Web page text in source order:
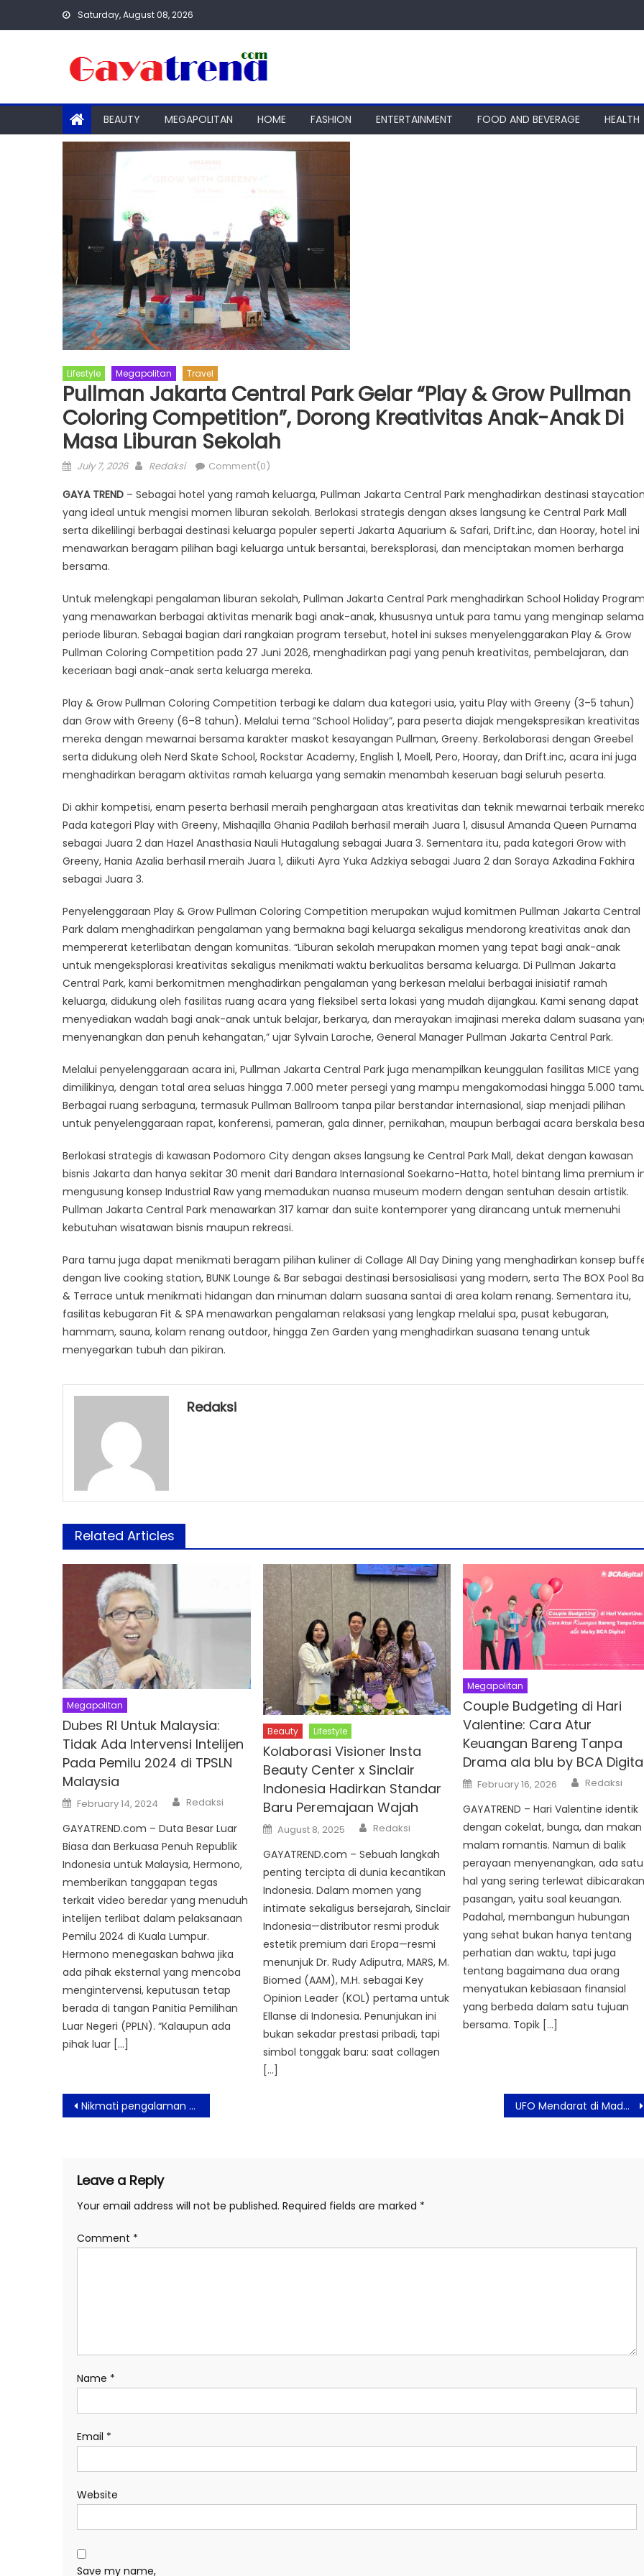
Saturday, August 08, 2026
BEAUTY MEGAPOLITAN HOME FASHION ENTERTAINMENT FOOD AND BEVERAGE HEALTH
Lifestyle Megapolitan Travel
Pullman Jakarta Central Park Gelar “Play & Grow Pullman
Coloring Competition”, Dorong Kreativitas Anak-Anak Di
Masa Liburan Sekolah
Posted
July 7, 2026 Author
Redaksi Comment(0)
GAYA TREND – Sebagai hotel yang ramah keluarga, Pullman Jakarta Central Park menghadirkan destinasi
yang ideal untuk mengisi momen liburan sekolah. Berlokasi strategis dengan akses langsung ke Central Park Mall
serta dikelilingi berbagai destinasi keluarga populer seperti Jakarta Aquarium & Safari, Drift.inc, dan Hooray, hotel ini
menawarkan beragam pilihan bagi keluarga untuk bersantai, bereksplorasi, dan menciptakan momen berharga
bersama.
Untuk melengkapi pengalaman liburan sekolah, Pullman Jakarta Central Park menghadirkan School Holiday
yang menawarkan berbagai aktivitas menarik bagi anak-anak, khususnya untuk para tamu yang menginap selama
periode liburan. Sebagai bagian dari rangkaian program tersebut, hotel ini sukses menyelenggarakan Play & Grow
Pullman Coloring Competition pada 27 Juni 2026, menghadirkan pagi yang penuh kreativitas, pembelajaran, dan
keceriaan bagi anak-anak serta keluarga mereka.
Play & Grow Pullman Coloring Competition terbagi ke dalam dua kategori usia, yaitu Play with Greeny (3–5 tahun)
dan Grow with Greeny (6–8 tahun). Melalui tema “School Holiday”, para peserta diajak mengekspresikan kreativitas
mereka dengan mewarnai bersama karakter maskot kesayangan Pullman, Greeny. Berkolaborasi dengan Greebel
serta didukung oleh Nerd Skate School, Rockstar Academy, English 1, Moell, Pero, Hooray, dan Drift.inc, acara ini juga
menghadirkan beragam aktivitas ramah keluarga yang semakin menambah keseruan bagi seluruh peserta.
Di akhir kompetisi, enam peserta berhasil meraih penghargaan atas kreativitas dan teknik mewarnai terbaik
Pada kategori Play with Greeny, Mishaqilla Ghania Padilah berhasil meraih Juara 1, disusul Amanda Queen Purnama
sebagai Juara 2 dan Hazel Anasthasia Nauli Hutagalung sebagai Juara 3. Sementara itu, pada kategori Grow with
Greeny, Hania Azalia berhasil meraih Juara 1, diikuti Ayra Yuka Adzkiya sebagai Juara 2 dan Soraya Azkadina Fakhira
sebagai Juara 3.
Penyelenggaraan Play & Grow Pullman Coloring Competition merupakan wujud komitmen Pullman Jakarta Central
Park dalam menghadirkan pengalaman yang bermakna bagi keluarga sekaligus mendorong kreativitas anak dan
mempererat keterlibatan dengan komunitas. “Liburan sekolah merupakan momen yang tepat bagi anak-anak
untuk mengeksplorasi kreativitas sekaligus menikmati waktu berkualitas bersama keluarga. Di Pullman Jakarta
Central Park, kami berkomitmen menghadirkan pengalaman yang berkesan melalui berbagai inisiatif ramah
keluarga, didukung oleh fasilitas ruang acara yang fleksibel serta lokasi yang mudah dijangkau. Kami senang dapat
menyediakan wadah bagi anak-anak untuk belajar, berkarya, dan merayakan imajinasi mereka dalam suasana
menyenangkan dan penuh kehangatan,” ujar Sylvain Laroche, General Manager Pullman Jakarta Central Park.
Melalui penyelenggaraan acara ini, Pullman Jakarta Central Park juga menampilkan keunggulan fasilitas MICE yang
dimilikinya, dengan total area seluas hingga 7.000 meter persegi yang mampu mengakomodasi hingga 5.000
Berbagai ruang serbaguna, termasuk Pullman Ballroom tanpa pilar berstandar internasional, siap menjadi pilihan
untuk penyelenggaraan rapat, konferensi, pameran, gala dinner, pernikahan, maupun berbagai acara berskala
Berlokasi strategis di kawasan Podomoro City dengan akses langsung ke Central Park Mall, dekat dengan kawasan
bisnis Jakarta dan hanya sekitar 30 menit dari Bandara Internasional Soekarno-Hatta, hotel bintang lima premium
mengusung konsep Industrial Raw yang memadukan nuansa museum modern dengan sentuhan desain artistik.
Pullman Jakarta Central Park menawarkan 317 kamar dan suite kontemporer yang dirancang untuk memenuhi
kebutuhan wisatawan bisnis maupun rekreasi.
Para tamu juga dapat menikmati beragam pilihan kuliner di Collage All Day Dining yang menghadirkan konsep
dengan live cooking station, BUNK Lounge & Bar sebagai destinasi bersosialisasi yang modern, serta The BOX Pool
& Terrace untuk menikmati hidangan dan minuman dalam suasana santai di area kolam renang. Sementara itu,
fasilitas kebugaran Fit & SPA menawarkan pengalaman relaksasi yang lengkap melalui spa, pusat kebugaran,
hammam, sauna, kolam renang outdoor, hingga Zen Garden yang menghadirkan suasana tenang untuk
menyegarkan tubuh dan pikiran.
Redaksi
Related Articles
Megapolitan
Dubes RI Untuk Malaysia:
Tidak Ada Intervensi Intelijen
Pada Pemilu 2024 di TPSLN
Malaysia
Posted
on
February 14, 2024 Author
Redaksi
GAYATREND.com – Duta Besar Luar
Biasa dan Berkuasa Penuh Republik
Indonesia untuk Malaysia, Hermono,
memberikan tanggapan tegas
terkait video beredar yang menuduh
intelijen terlibat dalam pelaksanaan
Pemilu 2024 di Kuala Lumpur.
Hermono menegaskan bahwa jika
ada pihak eksternal yang mencoba
mengintervensi, keputusan tetap
berada di tangan Panitia Pemilihan
Luar Negeri (PPLN). “Kalaupun ada
pihak luar […]
Beauty Lifestyle
Kolaborasi Visioner Insta
Beauty Center x Sinclair
Indonesia Hadirkan Standar
Baru Peremajaan Wajah
Posted
on
August 8, 2025 Author
Redaksi
GAYATREND.com – Sebuah langkah
penting tercipta di dunia kecantikan
Indonesia. Dalam momen yang
intimate sekaligus bersejarah, Sinclair
Indonesia—distributor resmi produk
estetik premium dari Eropa—resmi
menunjuk Dr. Rudy Adiputra, MARS, M.
Biomed (AAM), M.H. sebagai Key
Opinion Leader (KOL) pertama untuk
Ellanse di Indonesia. Penunjukan ini
bukan sekadar prestasi pribadi, tapi
simbol tonggak baru: saat collagen
[…]
Megapolitan
Couple Budgeting di Hari
Valentine: Cara Atur
Keuangan Bareng Tanpa
Drama ala blu by BCA
Posted
on
February 16, 2026 Author
Redaksi
GAYATREND – Hari Valentine identik
dengan cokelat, bunga, dan makan
malam romantis. Namun di balik
perayaan menyenangkan, ada satu
hal yang sering terlewat
pasangan, yaitu soal keuangan.
Padahal, membangun hubungan
yang sehat bukan hanya tentang
perhatian dan waktu, tapi juga
tentang bagaimana dua orang
menyatukan kebiasaan finansial
yang berbeda dalam satu tujuan
bersama. Topik […]
Post
navigation
Nikmati pengalaman Nonton Bareng Piala Dunia 2026 Gratis di Kencana Lounge Aston Priority Simatupang UFO Mendarat di Madura, Kekacauan Kocak Dimulai di Film Foufo
Leave a Reply
Your email address will not be published. Required fields are marked *
Comment *
Name *
Email *
Website
Save my name,